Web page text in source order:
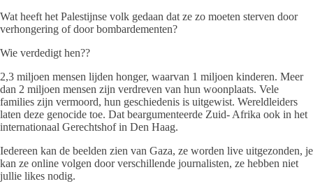
Wat heeft het Palestijnse volk gedaan dat ze zo moeten sterven door
verhongering of door bombardementen?
Wie verdedigt hen??
2,3 miljoen mensen lijden honger, waarvan 1 miljoen kinderen. Meer
dan 2 miljoen mensen zijn verdreven van hun woonplaats. Vele
families zijn vermoord, hun geschiedenis is uitgewist. Wereldleiders
laten deze genocide toe. Dat beargumenteerde Zuid- Afrika ook in het
internationaal Gerechtshof in Den Haag.
Iedereen kan de beelden zien van Gaza, ze worden live uitgezonden, je
kan ze online volgen door verschillende journalisten, ze hebben niet
jullie likes nodig.